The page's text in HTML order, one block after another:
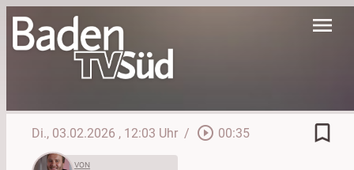
menu
Di., 03.02.2026 , 12:03 Uhr / play_circle_outline 00:35 bookmark_border
VON